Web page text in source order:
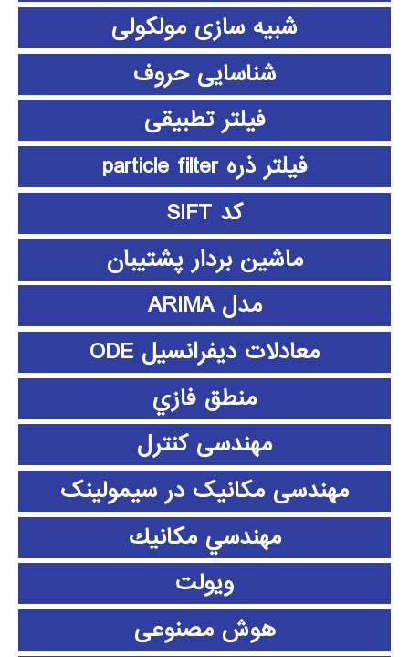
شبیه سازی مولکولی
شناسایی حروف
فیلتر تطبیقی
فیلتر ذره particle filter
کد SIFT
ماشین بردار پشتیبان
مدل ARIMA
معادلات دیفرانسیل ODE
منطق فازي
مهندسی کنترل
مهندسی مکانیک در سیمولینک
مهندسي مكانيك
ویولت
هوش مصنوعی